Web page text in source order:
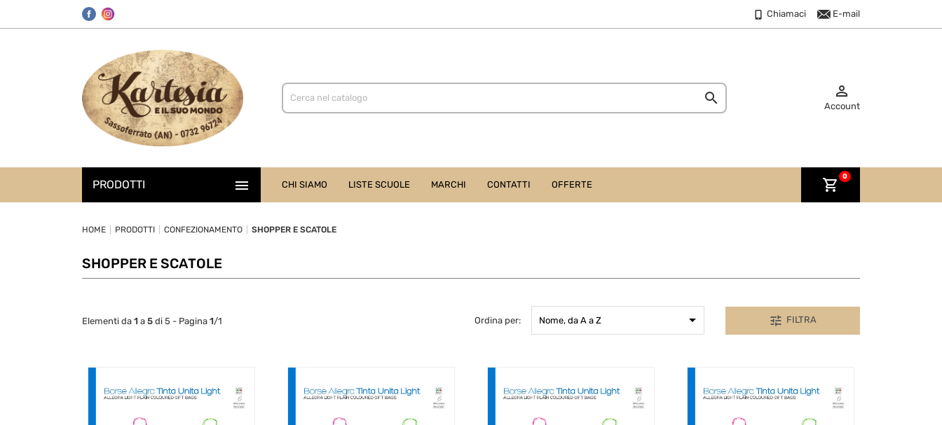
Chiamaci E-mail
 
Account
PRODOTTI  CHI SIAMO LISTE SCUOLE MARCHI CONTATTI OFFERTE shopping_cart 0
HOME PRODOTTI CONFEZIONAMENTO SHOPPER E SCATOLE
SHOPPER E SCATOLE
Elementi da 1 a 5 di 5 - Pagina 1/1 Ordina per: Nome, da A a Z  tune FILTRA